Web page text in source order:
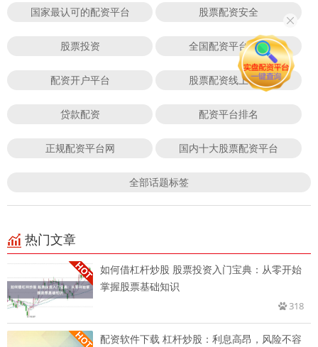
国家最认可的配资平台 股票配资安全
股票投资 全国配资平台排名
配资开户平台 股票配资线上平台
贷款配资 配资平台排名
正规配资平台网 国内十大股票配资平台
全部话题标签
热门文章
如何借杠杆炒股 股票投资入门宝典：从零开始
掌握股票基础知识
318
配资软件下载 杠杆炒股：利息高昂，风险不容